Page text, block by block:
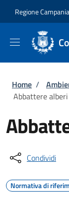
Regione Campania
Briciole
Home /
Abbattere alberi
Condividi
Normativa di